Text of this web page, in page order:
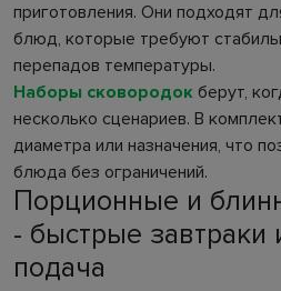
приготовления. Они подходят
блюд, которые требуют
перепадов температуры.
Наборы сковородок берут,
несколько сценариев. В
диаметра или назначения, что
блюда без ограничений.
Порционные и
- быстрые завтраки
подача